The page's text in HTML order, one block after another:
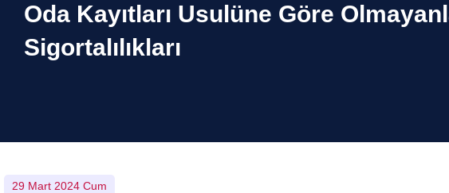
Oda Kayıtları Usulüne Göre
Sigortalılıkları
29 Mart 2024 Cum